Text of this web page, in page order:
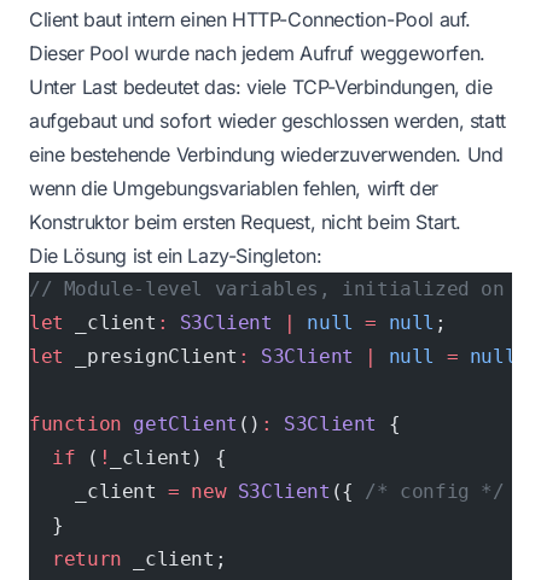
Client baut intern einen HTTP-Connection-Pool auf.
Dieser Pool wurde nach jedem Aufruf weggeworfen.
Unter Last bedeutet das: viele TCP-Verbindungen, die
aufgebaut und sofort wieder geschlossen werden, statt
eine bestehende Verbindung wiederzuverwenden. Und
wenn die Umgebungsvariablen fehlen, wirft der
Konstruktor beim ersten Request, nicht beim Start.
Die Lösung ist ein Lazy-Singleton:
// Module-level variables, initialized on
let _client : S3Client | null = null ;
let _presignClient : S3Client | null = null
function getClient () : S3Client
{
  if
( !
_client) {
    _client
= new S3Client ({ /* config */
  }
  return
_client;